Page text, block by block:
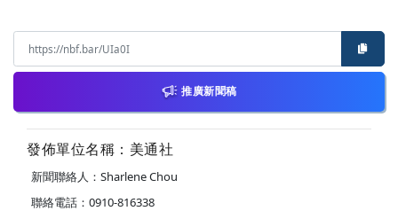
推廣新聞稿
發佈單位名稱：美通社
新聞聯絡人：Sharlene Chou
聯絡電話：0910-816338